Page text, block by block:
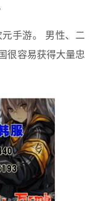
元手游。 男性、二
很容易获得大量忠